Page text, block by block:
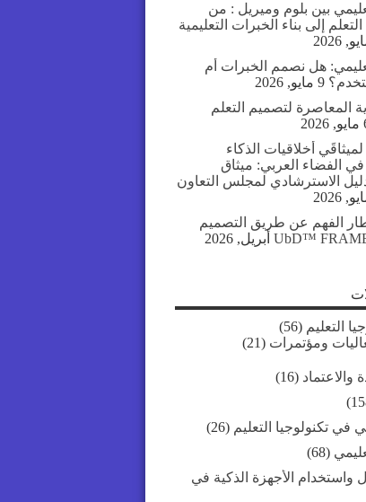
بين بلوم وميريل : من
إلى بناء الخبرات التعليمية
هل نصمم الخبرات أم
9 مايو, 2026
المعاصرة لتصميم التعلم
أخلاقيات الذكاء
الفضاء العربي: ميثاق
الاسترشادي لمجلس التعاون
الفهم عن طريق التصميم
UbD™
التعليم (56)
ومؤتمرات (21)
والاعتماد (16)
في تكنولوجيا التعليم (26)
(68)
واستخدام الأجهزة الذكية في